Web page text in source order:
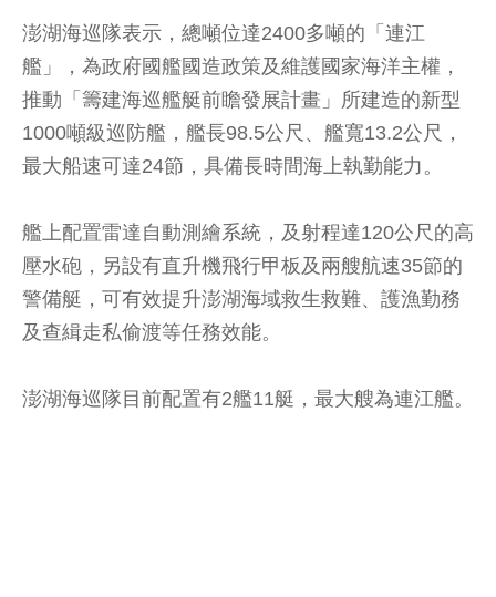
澎湖海巡隊表示，總噸位達2400多噸的「連江
艦」，為政府國艦國造政策及維護國家海洋主權，
推動「籌建海巡艦艇前瞻發展計畫」所建造的新型
1000噸級巡防艦，艦長98.5公尺、艦寬13.2公尺，
最大船速可達24節，具備長時間海上執勤能力。
艦上配置雷達自動測繪系統，及射程達120公尺的高
壓水砲，另設有直升機飛行甲板及兩艘航速35節的
警備艇，可有效提升澎湖海域救生救難、護漁勤務
及查緝走私偷渡等任務效能。
澎湖海巡隊目前配置有2艦11艇，最大艘為連江艦。